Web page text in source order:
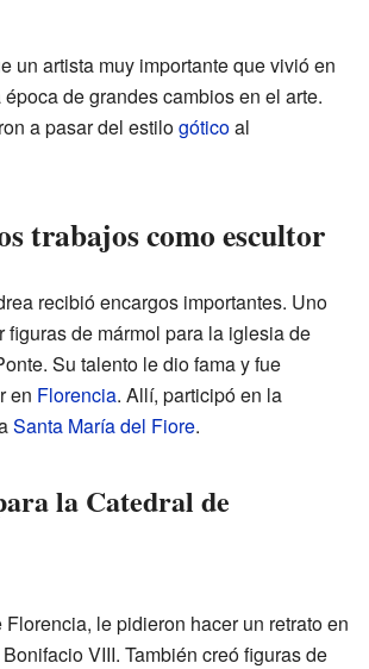
un artista muy importante que vivió en
de grandes cambios en el arte.
a pasar del estilogóticoal
trabajos como escultor
recibió encargos importantes. Uno
figuras de mármol para la iglesia de
Su talento le dio fama y fue
en Florencia. Allí, participó en la
Santa María del Fiore.
la Catedral de
le pidieron hacer un retrato en
VIII. También creó figuras de